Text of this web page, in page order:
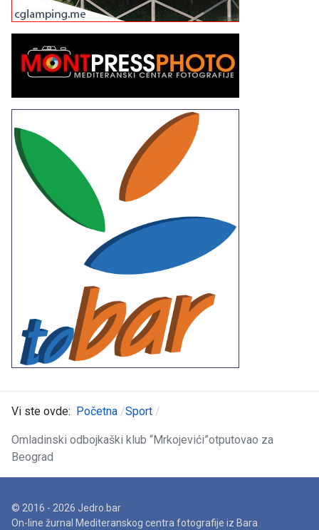
Vi ste ovde: Početna Sport
Omladinski odbojkaški klub “Mrkojevići”otputovao za
Beograd
© 2016 - 2026 Jedro.bar
On-line žurnal Mediteranskog centra fotografije iz Bara